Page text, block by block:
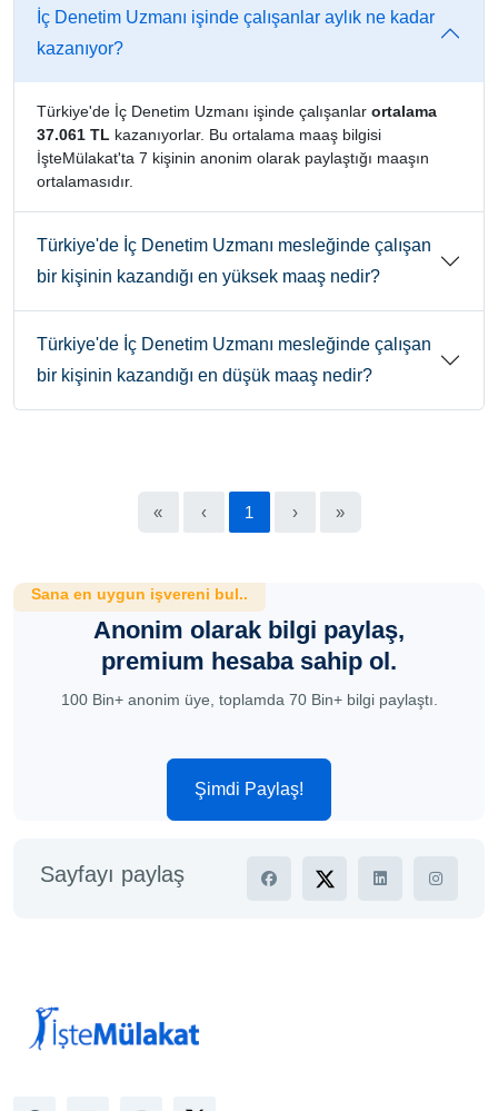
İç Denetim Uzmanı işinde çalışanlar aylık ne kadar
kazanıyor?
Türkiye'de İç Denetim Uzmanı işinde çalışanlar ortalama
37.061 TL kazanıyorlar. Bu ortalama maaş bilgisi
İşteMülakat'ta 7 kişinin anonim olarak paylaştığı maaşın
ortalamasıdır.
Türkiye'de İç Denetim Uzmanı mesleğinde çalışan
bir kişinin kazandığı en yüksek maaş nedir?
Türkiye'de İç Denetim Uzmanı mesleğinde çalışan
bir kişinin kazandığı en düşük maaş nedir?
« ‹ 1 › »
Sana en uygun işvereni bul..
Anonim olarak bilgi paylaş,
premium hesaba sahip ol.
100 Bin+ anonim üye, toplamda 70 Bin+ bilgi paylaştı.
Şimdi Paylaş!
Sayfayı paylaş